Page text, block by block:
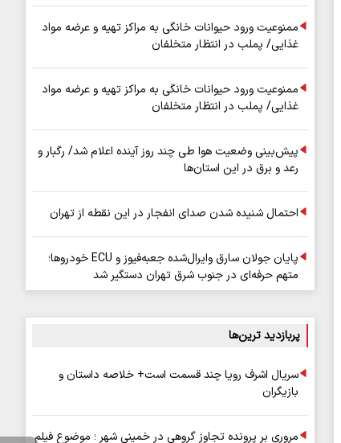
ممنوعیت ورود حیوانات خانگی به مراکز تهیه و عرضه مواد
غذایی/ پملب در انتظار متخلفان
ممنوعیت ورود حیوانات خانگی به مراکز تهیه و عرضه مواد
غذایی/ پملب در انتظار متخلفان
پیش‌بینی وضعیت هوا طی چند روز آینده اعلام شد/ رگبار و
رعد و برق در این استان‌ها
احتمال شنیده شدن صدای انفجار در این نقطه از تهران
پایان جولان سارق وایرال‌شده جعبه‌فیوز و ECU خودروها؛
متهم حرفه‌ای در جنوب شرق تهران دستگیر شد
پربازدید ترین‌ها
سریال اشرف رویا چند قسمت است+ خلاصه داستان و
بازیگران
مروری بر پرونده تجاوز گروهی در خمینی شهر ؛ موضوع فیلم